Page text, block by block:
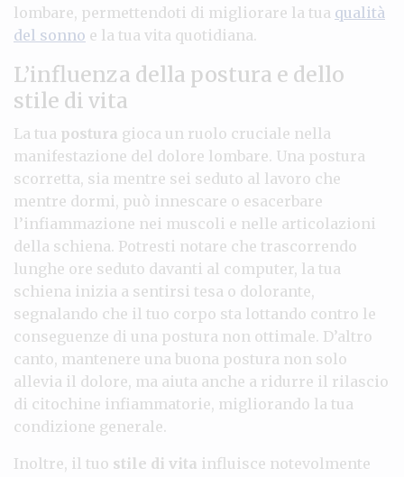
lombare, permettendoti di migliorare la tua qualità
del sonno e la tua vita quotidiana.
L’influenza della postura e dello
stile di vita
La tua postura gioca un ruolo cruciale nella
manifestazione del dolore lombare. Una postura
scorretta, sia mentre sei seduto al lavoro che
mentre dormi, può innescare o esacerbare
l’infiammazione nei muscoli e nelle articolazioni
della schiena. Potresti notare che trascorrendo
lunghe ore seduto davanti al computer, la tua
schiena inizia a sentirsi tesa o dolorante,
segnalando che il tuo corpo sta lottando contro le
conseguenze di una postura non ottimale. D’altro
canto, mantenere una buona postura non solo
allevia il dolore, ma aiuta anche a ridurre il rilascio
di citochine infiammatorie, migliorando la tua
condizione generale.
Inoltre, il tuo stile di vita influisce notevolmente